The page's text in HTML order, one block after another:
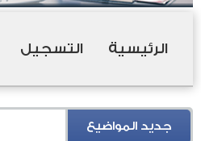
الرئيسية التسجيل
جديد المواضيع